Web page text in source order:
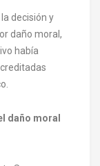
decisión y
daño moral,
había
daño moral